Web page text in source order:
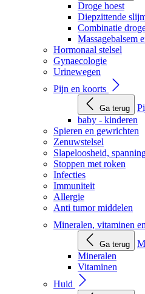
Droge hoest
Diepzittende
Combinatie
Massagebalsem
Hormonaal stelsel
Gynaecologie
Urinewegen
Pijn en koorts
Ga terug
baby - kinderen
Spieren en gewrichten
Zenuwstelsel
Slapeloosheid,
Stoppen met roken
Infecties
Immuniteit
Allergie
Anti tumor middelen
Mineralen, vitaminen
Ga terug
Mineralen
Vitaminen
Huid